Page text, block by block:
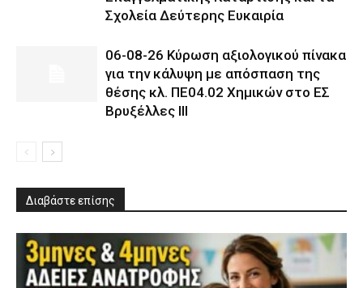
Σχολεία Δεύτερης Ευκαιρία
06-08-26 Κύρωση αξιολογικού πίνακα
για την κάλυψη με απόσπαση της
θέσης κλ. ΠΕ04.02 Χημικών στο ΕΣ
Βρυξέλλες ΙΙΙ
Διαβάστε επίσης